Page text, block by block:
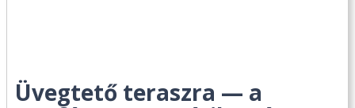
Üvegtető teraszra — a